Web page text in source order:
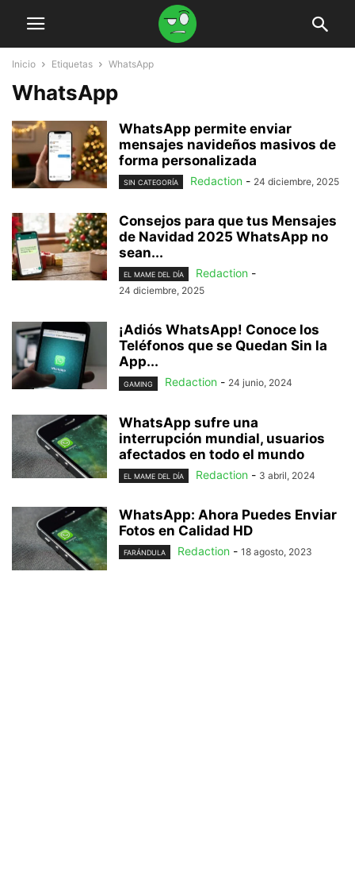
Inicio Etiquetas WhatsApp
WhatsApp
WhatsApp permite enviar
mensajes navideños masivos de
forma personalizada
SIN CATEGORÍA Redaction - 24 diciembre, 2025
Consejos para que tus Mensajes
de Navidad 2025 WhatsApp no
sean...
EL MAME DEL DÍA Redaction -
24 diciembre, 2025
¡Adiós WhatsApp! Conoce los
Teléfonos que se Quedan Sin la
App...
GAMING Redaction - 24 junio, 2024
WhatsApp sufre una
interrupción mundial, usuarios
afectados en todo el mundo
EL MAME DEL DÍA Redaction - 3 abril, 2024
WhatsApp: Ahora Puedes Enviar
Fotos en Calidad HD
FARÁNDULA Redaction - 18 agosto, 2023